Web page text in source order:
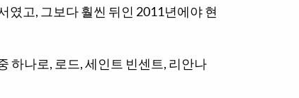
였고, 그보다 훨씬 뒤인 2011년에야 현
하나로, 로드, 세인트 빈센트, 리안나